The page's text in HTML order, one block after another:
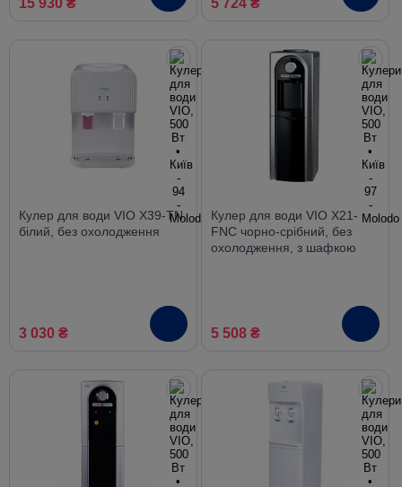
15 930 ₴ 5 724 ₴
Кулер для води VIO X39-TN
білий, без охолодження
3 030 ₴
Кулер для води VIO Х21-
FNC чорно-срібний, без
охолодження, з шафкою
5 508 ₴